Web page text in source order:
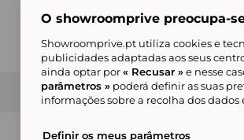
Condições Gerais de Venda
Alguns visuais
© Showroomprive.pt
O showroomprive preocupa-
Showroomprive.pt utiliza cookies e
publicidades adaptadas aos seus
ainda optar por« Recusar »e nesse
parâmetros » poderá definir as suas
informações sobre a recolha dos
Definir os meus parâmetros